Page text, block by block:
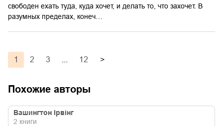
свободен ехать туда, куда хочет, и делать то, что захочет. В
разумных пределах, конеч…
1 2 3 12 >
Похожие авторы
Вашингтон Ірвінг
2 книги